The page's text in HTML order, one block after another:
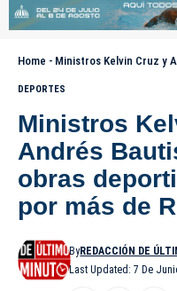
Home - Ministros Kelvin Cruz y Andrés Bautista
DEPORTES
Ministros
Andrés
obras
por más de
Last Updated: 7 De
ByREDACCIÓN DE